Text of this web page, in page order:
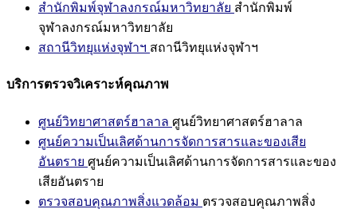
สำนักพิมพ์จุฬาลงกรณ์มหาวิทยาลัย สำนักพิมพ์
จุฬาลงกรณ์มหาวิทยาลัย
สถานีวิทยุแห่งจุฬาฯ สถานีวิทยุแห่งจุฬาฯ
บริการตรวจวิเคราะห์คุณภาพ
ศูนย์วิทยาศาสตร์ฮาลาล ศูนย์วิทยาศาสตร์ฮาลาล
ศูนย์ความเป็นเลิศด้านการจัดการสารและของเสีย
อันตราย ศูนย์ความเป็นเลิศด้านการจัดการสารและของ
เสียอันตราย
ตรวจสอบคุณภาพสิ่งแวดล้อม ตรวจสอบคุณภาพสิ่ง